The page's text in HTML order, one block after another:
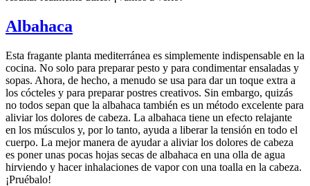
Albahaca
Esta fragante planta mediterránea es simplemente indispensable en la
cocina. No solo para preparar pesto y para condimentar ensaladas y
sopas. Ahora, de hecho, a menudo se usa para dar un toque extra a
los cócteles y para preparar postres creativos. Sin embargo, quizás
no todos sepan que la albahaca también es un método excelente para
aliviar los dolores de cabeza. La albahaca tiene un efecto relajante
en los músculos y, por lo tanto, ayuda a liberar la tensión en todo el
cuerpo. La mejor manera de ayudar a aliviar los dolores de cabeza
es poner unas pocas hojas secas de albahaca en una olla de agua
hirviendo y hacer inhalaciones de vapor con una toalla en la cabeza.
¡Pruébalo!